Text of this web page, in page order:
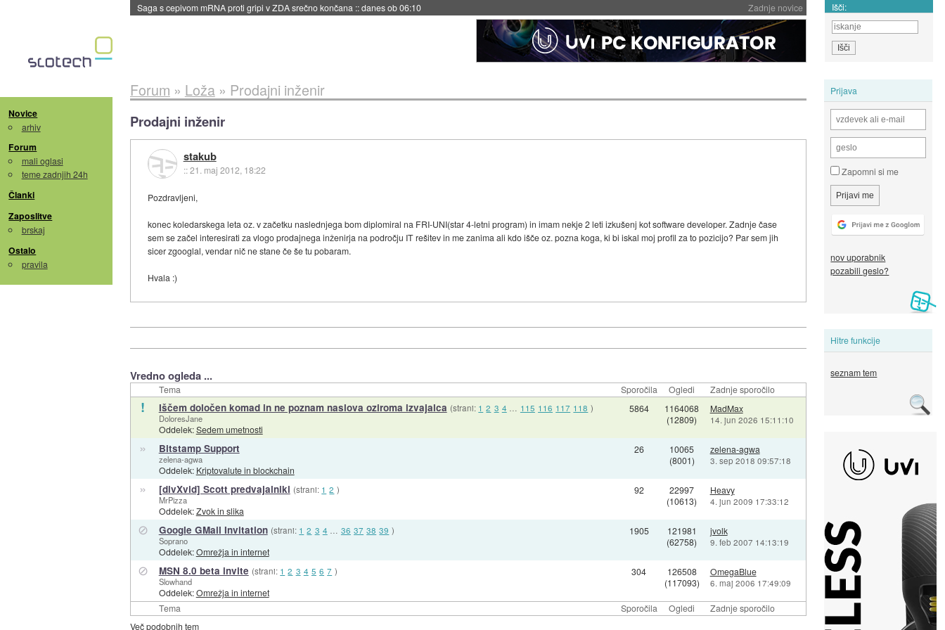
Zadnje novice
Saga s cepivom mRNA proti gripi v ZDA srečno končana ::danes ob 06:10 Išči:
Novice
arhiv
Forum
mali oglasi
teme zadnjih 24h
Članki
Zaposlitve
brskaj
Ostalo
pravila
Prijava
Zapomni si me
nov uporabnik
pozabili geslo?
Hitre funkcije
seznam tem
Forum » Loža» Prodajni inženir
Prodajni inženir
stakub
::21. maj 2012, 18:22
Pozdravljeni,
konec koledarskega leta oz. v začetku naslednjega bom diplomiral na FRI-UNI(star 4-letni program) in imam nekje 2 leti izkušenj kot software developer. Zadnje čase
sem se začel interesirati za vlogo prodajnega inženirja na področju IT rešitev in me zanima ali kdo išče oz. pozna koga, ki bi iskal moj profil za to pozicijo? Par sem jih
sicer zgooglal, vendar nič ne stane če še tu pobaram.
Hvala :)
Vredno ogleda ...
Tema Sporočila Ogledi Zadnje sporočilo
Tema Sporočila Ogledi Zadnje sporočilo
! Iščem določen komad in ne poznam naslova oziroma izvajalca (strani: 1 2 3 4 … 115 116 117 118 )
DoloresJane
Oddelek:Sedem umetnosti
5864
1164068
(12809)
MadMax
14. jun 2026 15:11:10
» Bitstamp Support
zelena-agwa
Oddelek: Kriptovalute in blockchain
26
10065
(8001)
zelena-agwa
3. sep 2018 09:57:18
» [divXvid] Scott predvajalniki (strani: 1 2 )
MrPizza
Oddelek:Zvok in slika
92
22997
(10613)
Heavy
4. jun 2009 17:33:12
⊘ Google GMail Invitation (strani: 1 2 3 4 … 36 37 38 39 )
Soprano
Oddelek:Omrežja in internet
1905
121981
(62758)
jvolk
9. feb 2007 14:13:19
⊘ MSN 8.0 beta invite (strani: 1 2 3 4 5 6 7 )
Slowhand
Oddelek:Omrežja in internet
304
126508
(117093)
OmegaBlue
6. maj 2006 17:49:09
Več podobnih tem